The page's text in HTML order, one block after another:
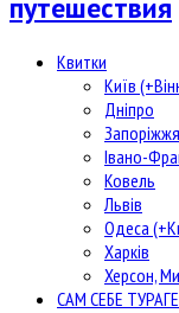
путешествия
Квитки
Київ
Дніпро
Запоріжжя
Івано-
Ковель
Львів
Одеса
Харків
Херсон,
САМ СЕБЕ